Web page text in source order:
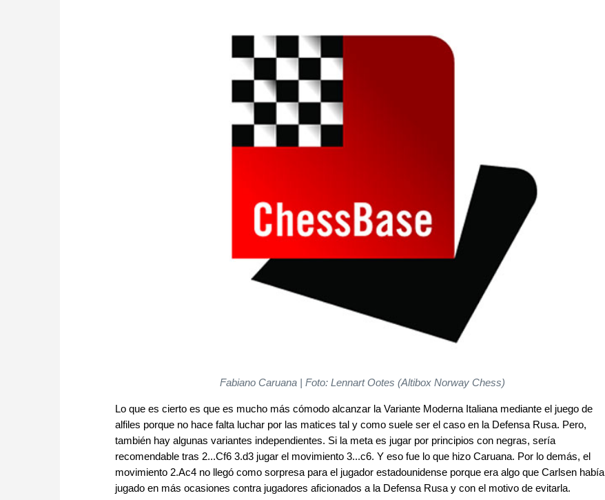
Fabiano Caruana | Foto: Lennart Ootes (Altibox Norway Chess)
Lo que es cierto es que es mucho más cómodo alcanzar la Variante Moderna Italiana mediante el juego de
alfiles porque no hace falta luchar por las matices tal y como suele ser el caso en la Defensa Rusa. Pero,
también hay algunas variantes independientes. Si la meta es jugar por principios con negras, sería
recomendable tras 2...Cf6 3.d3 jugar el movimiento 3...c6. Y eso fue lo que hizo Caruana. Por lo demás, el
movimiento 2.Ac4 no llegó como sorpresa para el jugador estadounidense porque era algo que Carlsen había
jugado en más ocasiones contra jugadores aficionados a la Defensa Rusa y con el motivo de evitarla.